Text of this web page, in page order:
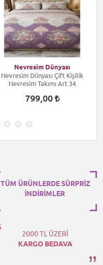
Nevresim Dünyası
Nevresim Dünyası Çift Kişilik
Nevresim Takımı Art 34
799,00
TÜM ÜRÜNLERDE SÜRPRİZ
İNDİRİMLER
2000 TL ÜZERİ
KARGO BEDAVA